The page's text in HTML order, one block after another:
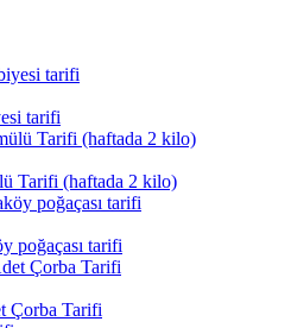
tarifi
Tarifi (haftada 2 kilo)
poğaçası tarifi
Çorba Tarifi